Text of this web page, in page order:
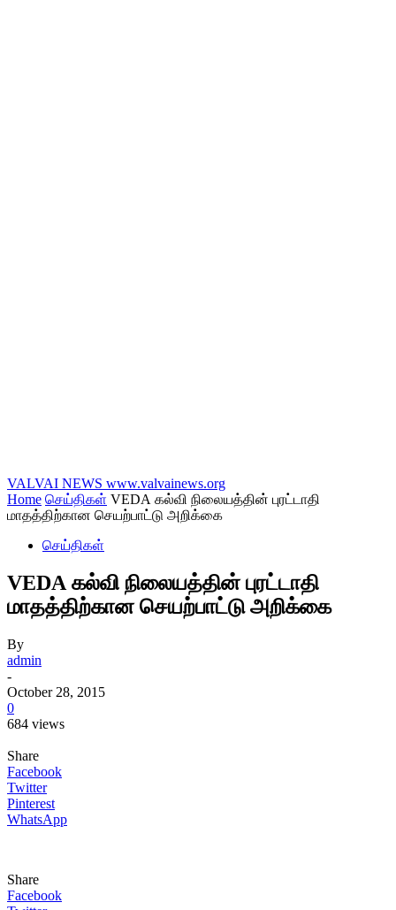
VALVAI NEWS www.valvainews.org
Home செய்திகள் VEDA கல்வி நிலையத்தின் புரட்டாதி
மாதத்திற்கான செயற்பாட்டு அறிக்கை
செய்திகள்
VEDA கல்வி நிலையத்தின் புரட்டாதி
மாதத்திற்கான செயற்பாட்டு அறிக்கை
By
admin
-
October 28, 2015
0
684 views
Share
Facebook
Twitter
Pinterest
WhatsApp
Share
Facebook